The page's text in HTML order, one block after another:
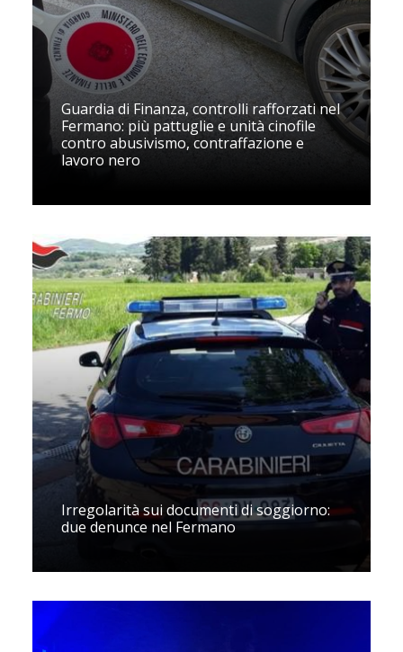
Guardia di Finanza, controlli rafforzati nel
Fermano: più pattuglie e unità cinofile
contro abusivismo, contraffazione e
lavoro nero
Irregolarità sui documenti di soggiorno:
due denunce nel Fermano